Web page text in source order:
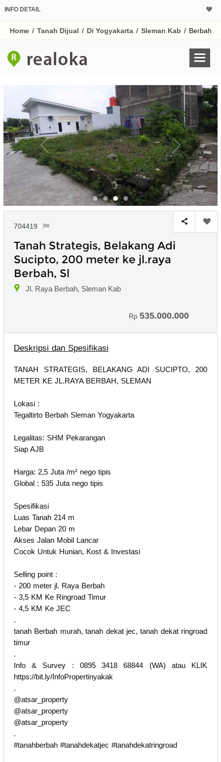
INFO DETAIL
Home / Tanah Dijual / Di Yogyakarta / Sleman Kab / Berbah
704419
Tanah Strategis, Belakang Adi
Sucipto, 200 meter ke jl.raya
Berbah, Sl
Jl. Raya Berbah, Sleman Kab
Rp 535.000.000
Deskripsi dan Spesifikasi
TANAH STRATEGIS, BELAKANG ADI SUCIPTO, 200
METER KE JL.RAYA BERBAH, SLEMAN
Lokasi :
Tegaltirto Berbah Sleman Yogyakarta
Legalitas: SHM Pekarangan
Siap AJB
Harga: 2,5 Juta /m² nego tipis
Global : 535 Juta nego tipis
Spesifikasi
Luas Tanah 214 m
Lebar Depan 20 m
Akses Jalan Mobil Lancar
Cocok Untuk Hunian, Kost & Investasi
Selling point :
- 200 meter jl. Raya Berbah
- 3,5 KM Ke Ringroad Timur
- 4,5 KM Ke JEC
.
tanah Berbah murah, tanah dekat jec, tanah dekat ringroad
timur
.
Info & Survey : 0895 3418 68844 (WA) atau KLIK
https://bit.ly/InfoPropertinyakak
.
@atsar_property
@atsar_property
@atsar_property
.
#tanahberbah #tanahdekatjec #tanahdekatringroad
Untuk hasil simulasi
pada kotak-
Simpan